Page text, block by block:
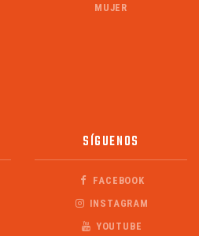
MUJER
SÍGUENOS
FACEBOOK
INSTAGRAM
YOUTUBE